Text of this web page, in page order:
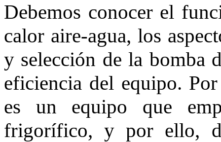
Debemos conocer el
calor aire-agua, los
y selección de la bomba
eficiencia del equipo.
es un equipo que
frigorífico, y por ello,